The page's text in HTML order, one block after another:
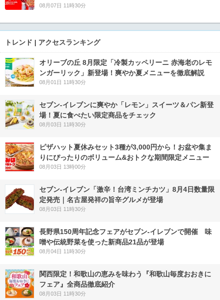
08月07日 11時30分
トレンド | アクセスランキング
オリーブの丘 8月限定「冷製カッペリーニ 赤海老のレモ
ンガーリック」新登場！爽やか夏メニューを徹底解説
08月01日 11時30分
セブン‐イレブンに爽やか「レモン」スイーツ＆パン新登
場！夏に食べたい限定商品をチェック
08月03日 11時30分
ピザハット夏休みセット3種が3,000円から！お盆や集ま
りにぴったりのボリューム&おトクな期間限定メニュー
08月03日 13時00分
セブン-イレブン「激辛！台湾ミンチカツ」8月4日数量限
定発売｜名古屋発祥の旨辛グルメが登場
08月03日 11時30分
長野県150周年記念フェアがセブン-イレブンで開催 味
噌や伝統野菜を使った新商品21品が登場
08月04日 11時30分
関西限定！和歌山の恵みを味わう『和歌山毎度おおきに
フェア』全商品徹底紹介
08月03日 11時30分